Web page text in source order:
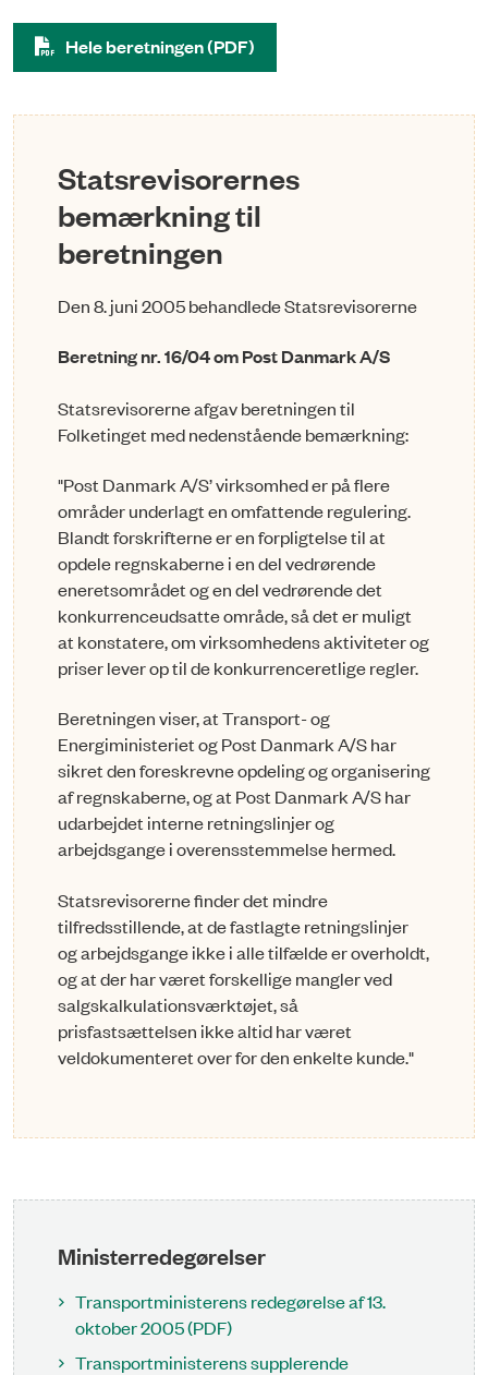
Hele beretningen (PDF)
Statsrevisorernes
bemærkning til
beretningen
Den 8. juni 2005 behandlede Statsrevisorerne
Beretning nr. 16/04 om Post Danmark A/S
Statsrevisorerne afgav beretningen til
Folketinget med nedenstående bemærkning:
"Post Danmark A/S’ virksomhed er på flere
områder underlagt en omfattende regulering.
Blandt forskrifterne er en forpligtelse til at
opdele regnskaberne i en del vedrørende
eneretsområdet og en del vedrørende det
konkurrenceudsatte område, så det er muligt
at konstatere, om virksomhedens aktiviteter og
priser lever op til de konkurrenceretlige regler.
Beretningen viser, at Transport- og
Energiministeriet og Post Danmark A/S har
sikret den foreskrevne opdeling og organisering
af regnskaberne, og at Post Danmark A/S har
udarbejdet interne retningslinjer og
arbejdsgange i overensstemmelse hermed.
Statsrevisorerne finder det mindre
tilfredsstillende, at de fastlagte retningslinjer
og arbejdsgange ikke i alle tilfælde er overholdt,
og at der har været forskellige mangler ved
salgskalkulationsværktøjet, så
prisfastsættelsen ikke altid har været
veldokumenteret over for den enkelte kunde."
Ministerredegørelser
Transportministerens redegørelse af 13.
oktober 2005 (PDF)
Transportministerens supplerende